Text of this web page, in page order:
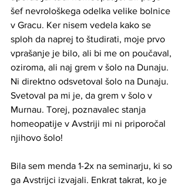
šef nevrološkega odelka velike bolnice
v Gracu. Ker nisem vedela kako se
sploh da naprej to študirati, moje prvo
vprašanje je bilo, ali bi me on poučaval,
oziroma, ali naj grem v šolo na Dunaju.
Ni direktno odsvetoval šolo na Dunaju.
Svetoval pa mi je, da grem v šolo v
Murnau. Torej, poznavalec stanja
homeopatije v Avstriji mi ni priporočal
njihovo šolo!
Bila sem menda 1-2x na seminarju, ki so
ga Avstrijci izvajali. Enkrat takrat, ko je